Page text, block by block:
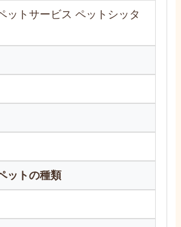
ットサービス ペットシッタ
ットの種類